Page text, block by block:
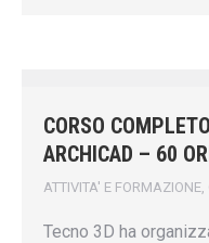
CORSO
ARCHICAD – 60
ATTIVITA' E FORMAZIONE
Tecno 3D ha